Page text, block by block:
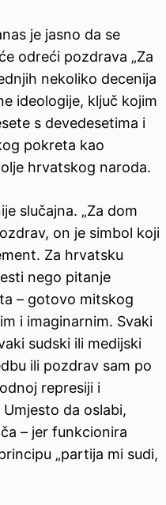
je jasno da se
odreći pozdrava „Za
nekoliko decenija
ideologije, ključ kojim
s devedesetima i
pokreta kao
hrvatskog naroda.
slučajna. „Za dom
on je simbol koji
Za hrvatsku
nego pitanje
– gotovo mitskog
i imaginarnim. Svaki
sudski ili medijski
ili pozdrav sam po
represiji i
da oslabi,
– jer funkcionira
„partija mi sudi,